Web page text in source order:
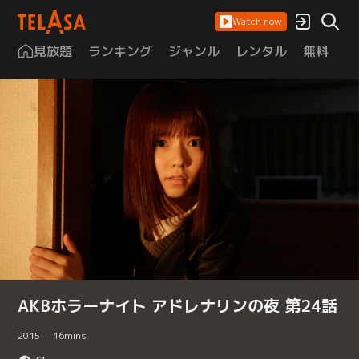
Watch now
見放題 ランキング ジャンル レンタル 無料
AKBホラーナイト アドレナリンの夜 第24話
2015 16mins